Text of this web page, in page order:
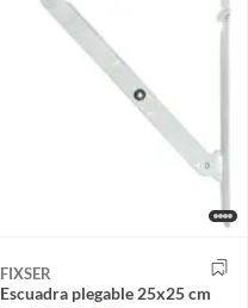
FIXSER
Escuadra plegable 25x25 cm